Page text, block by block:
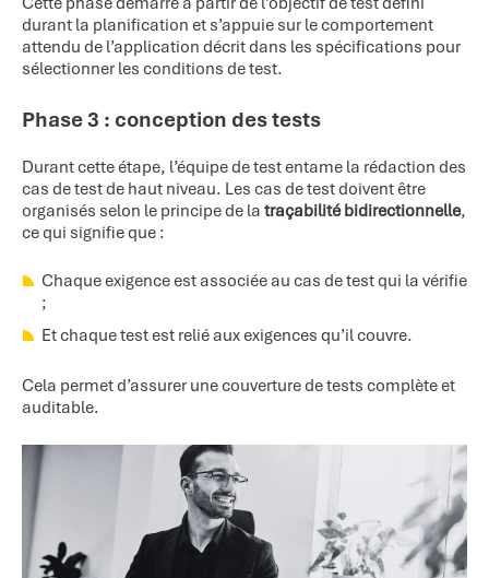
durant la planification et s’appuie sur le comportement
attendu de l’application décrit dans les spécifications pour
sélectionner les conditions de test.
Phase 3 : conception des tests
Durant cette étape, l’équipe de test entame la rédaction des
cas de test de haut niveau. Les cas de test doivent être
organisés selon le principe de la traçabilité bidirectionnelle,
ce qui signifie que :
Chaque exigence est associée au cas de test qui la vérifie
;
Et chaque test est relié aux exigences qu’il couvre.
Cela permet d’assurer une couverture de tests complète et
auditable.